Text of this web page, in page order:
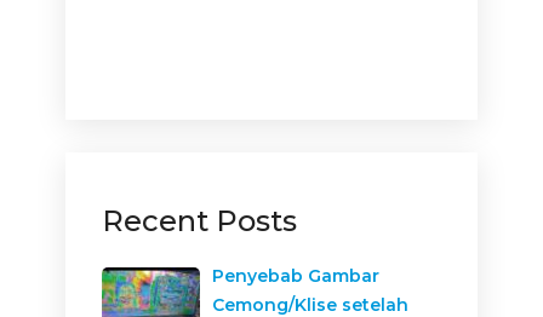
Recent Posts
Penyebab Gambar
Cemong/Klise setelah